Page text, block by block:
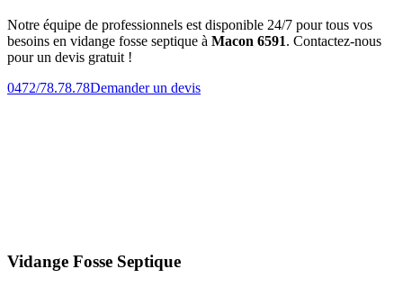
Notre équipe de professionnels est disponible 24/7 pour tous vos
besoins en vidange fosse septique à Macon 6591. Contactez-nous
pour un devis gratuit !
0472/78.78.78Demander un devis
Vidange Fosse Septique